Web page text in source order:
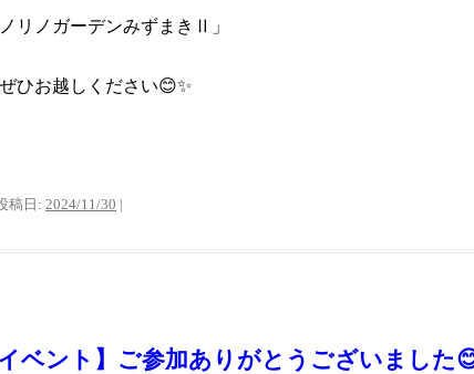
リノガーデンみずまきⅡ」
ひお越しください😊✨
稿日: 2024/11/30 |
ベント】ご参加ありがとうございました